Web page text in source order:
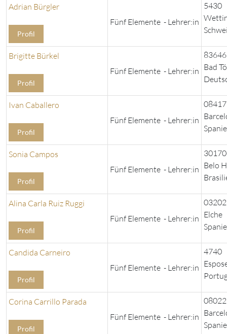
Adrian Bürgler
Profil
Fünf Elemente - Lehrer:in
5430
Brigitte Bürkel
Profil
Fünf Elemente - Lehrer:in
83646
Bad
Ivan Caballero
Profil
Fünf Elemente - Lehrer:in
08417
Sonia Campos
Profil
Fünf Elemente - Lehrer:in Belo
Alina Carla Ruiz Ruggi
Profil
Fünf Elemente - Lehrer:in
03202
Elche
Candida Carneiro
Profil
Fünf Elemente - Lehrer:in
4740
Corina Carrillo Parada
Profil
Fünf Elemente - Lehrer:in
08022